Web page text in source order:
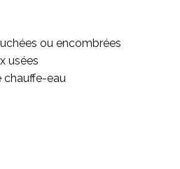
ou encombrées
usées
eau